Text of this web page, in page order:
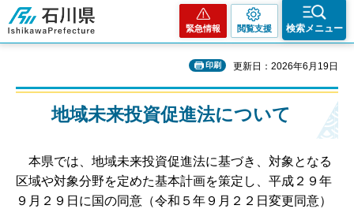
石川県
緊急情報 閲覧支援 検索メニュー
印刷 更新日：2026年6月19日
地域未来投資促進法について
本県では、地域未来投資促進法に基づき、対象となる
区域や対象分野を定めた基本計画を策定し、平成２９年
９月２９日に国の同意（令和５年９月２２日変更同意）